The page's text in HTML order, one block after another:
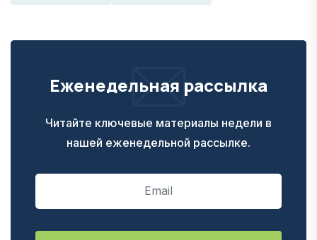
Еженедельная рассылка
Читайте ключевые материалы недели в
нашей еженедельной рассылке.